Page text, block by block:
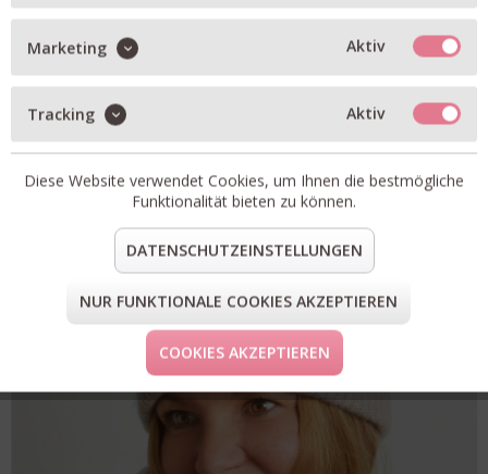
Marketing Aktiv
Tracking Aktiv
Diese Website verwendet Cookies, um Ihnen die bestmögliche
Funktionalität bieten zu können.
DATENSCHUTZEINSTELLUNGEN
NUR FUNKTIONALE COOKIES AKZEPTIEREN
COOKIES AKZEPTIEREN